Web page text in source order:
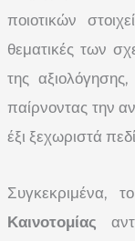
ποιοτικών
θεματικές των
της αξιολόγησης,
παίρνοντας την
έξι ξεχωριστά
Συγκεκριμένα,
Καινοτομίας